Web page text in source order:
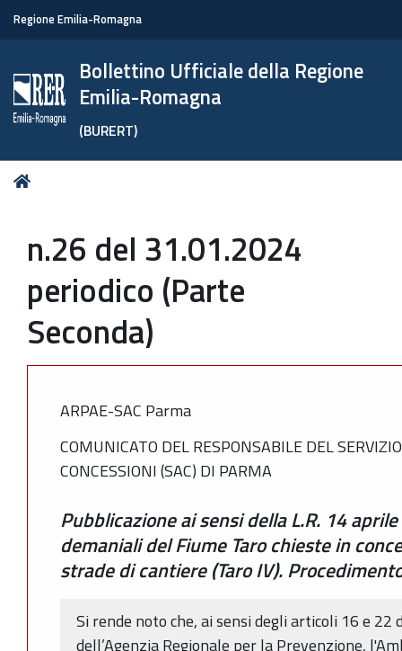
Regione Emilia-Romagna
Bollettino Ufficiale della Regione
Emilia-Romagna
(BURERT)
Tu
n.26 del 31.01.2024
periodico (Parte
Seconda)
ARPAE-SAC Parma
COMUNICATO DEL RESPONSABILE DEL
CONCESSIONI (SAC) DI PARMA
Pubblicazione ai sensi della L.R. 14
demaniali del Fiume Taro chieste in
strade di cantiere (Taro IV).
Si rende noto che, ai sensi degli articoli 16 e
dell’Agenzia Regionale per la Prevenzione,